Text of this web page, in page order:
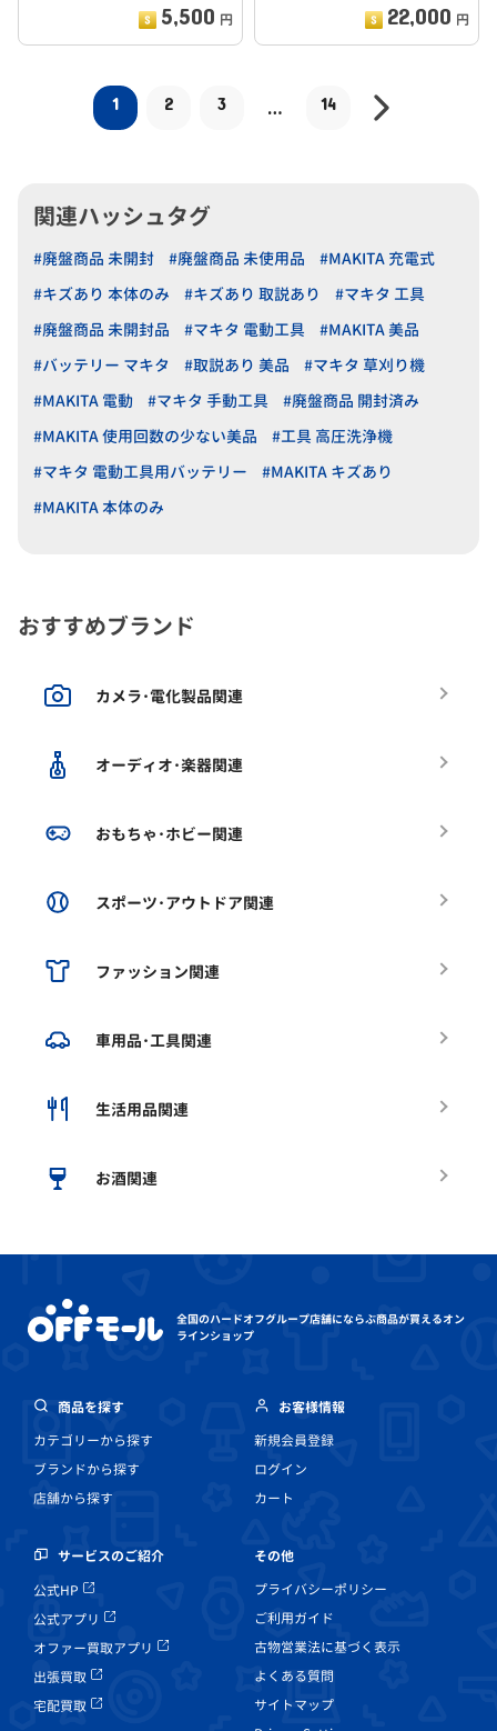
5,500 円 22,000 円
1 2 3 … 14
関連ハッシュタグ
#廃盤商品 未開封 #廃盤商品 未使用品
#MAKITA 充電式
#キズあり 本体のみ
#キズあり 取説あり
#マキタ 工具
#廃盤商品 未開封品
#マキタ 電動工具
#MAKITA 美品
#バッテリー マキタ
#取説あり 美品
#マキタ 草刈り機
#MAKITA 電動
#マキタ 手動工具
#廃盤商品 開封済み
#MAKITA 使用回数の少ない美品
#工具 高圧洗浄機
#マキタ 電動工具用バッテリー
#MAKITA キズあり
#MAKITA 本体のみ
おすすめブランド
カメラ･電化製品関連
オーディオ･楽器関連
おもちゃ･ホビー関連
スポーツ･アウトドア関連
ファッション関連
車用品･工具関連
生活用品関連
お酒関連
全国のハードオフグループ店舗にならぶ商品が買えるオン
ラインショップ
商品を探す
カテゴリーから探す
ブランドから探す
店舗から探す
お客様情報
新規会員登録
ログイン
カート
サービスのご紹介
公式HP
公式アプリ
オファー買取アプリ
出張買取
宅配買取
その他
プライバシーポリシー
ご利用ガイド
古物営業法に基づく表示
よくある質問
サイトマップ